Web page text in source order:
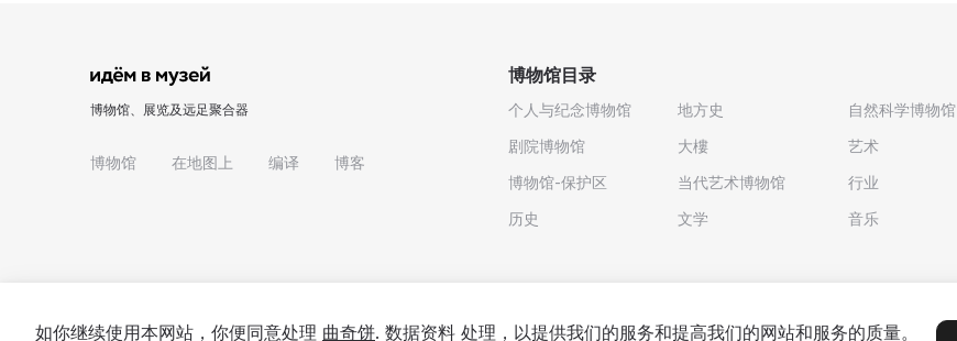
博物馆、展览及远足聚合器
博物馆 在地图上 编译 博客
博物馆目录
个人与纪念博物馆
剧院博物馆
博物馆-保护区
历史
地方史
大樓
当代艺术博物馆
文学
自然科学博物馆
艺术
行业
音乐
如你继续使用本网站，你便同意处理 曲奇饼. 数据资料 处理，以提供我们的服务和提高我们的网站和服务的质量。